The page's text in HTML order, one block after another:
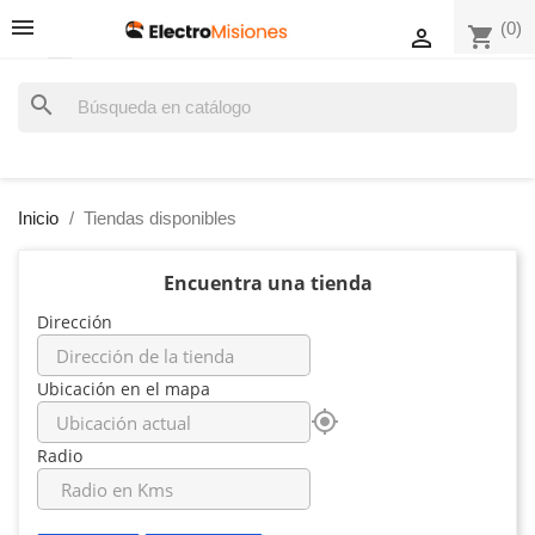
shopping_cart (0)

search
Inicio Tiendas disponibles
Encuentra una tienda
Dirección
Ubicación en el mapa
my_location
Radio